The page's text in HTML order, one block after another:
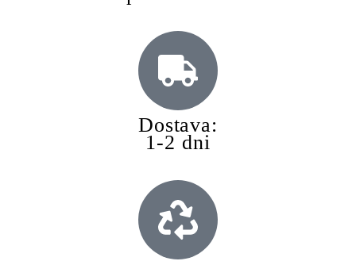
Dostava:
1-2 dni